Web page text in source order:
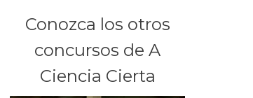
Conozca los otros
concursos de A
Ciencia Cierta